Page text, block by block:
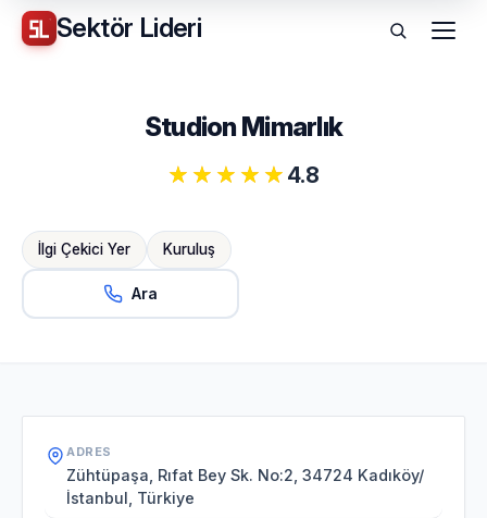
Sektör Lideri Menü
Studion Mimarlık
4.8
İlgi Çekici Yer Kuruluş
Ara
ADRES
Zühtüpaşa, Rıfat Bey Sk. No:2, 34724 Kadıköy/
İstanbul, Türkiye